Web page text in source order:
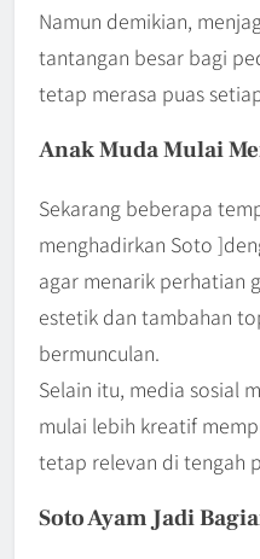
Namun demikian,
tantangan besar bagi
tetap merasa puas
Anak Muda Mulai
Sekarang beberapa
menghadirkan Soto
agar menarik perhatian
estetik dan tambahan
bermunculan.
Selain itu, media sosial
mulai lebih kreatif
tetap relevan di tengah
Soto Ayam Jadi